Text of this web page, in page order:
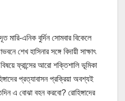
মারি-এনিক বুর্দিন সোমবার বিকেলে
শেখ হাসিনার সঙ্গে বিদায়ী সাক্ষাৎ
ফ্রান্সের আরো শক্তিশালি ভূমিকা
প্রত্যাবাসন প্রক্রিয়া অবশ্যই
এ বোঝা বহন করবো? রোহিঙ্গাদের